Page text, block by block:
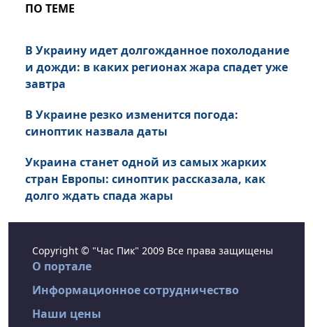
ПО ТЕМЕ
В Украину идет долгожданное похолодание
и дожди: в каких регионах жара спадет уже
завтра
В Украине резко изменится погода:
синоптик назвала даты
Украина станет одной из самых жарких
стран Европы: синоптик рассказала, как
долго ждать спада жары
Copyright © "Час Пик" 2009 Все права защищены
О портале
Информационное сотрудничество
Наши цены